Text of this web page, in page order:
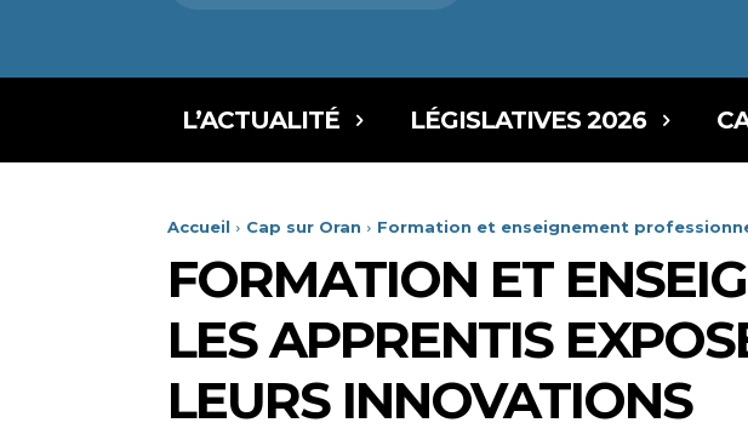
L’ACTUALITÉ LÉGISLATIVES 2026
Accueil Cap sur Oran Formation et enseignement
FORMATION ET
LES APPRENTIS
LEURS INNOVATIONS